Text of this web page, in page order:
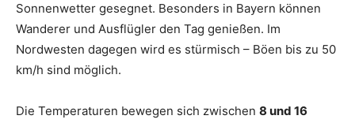
Sonnenwetter gesegnet. Besonders in Bayern können
Wanderer und Ausflügler den Tag genießen. Im
Nordwesten dagegen wird es stürmisch – Böen bis zu 50
km/h sind möglich.
Die Temperaturen bewegen sich zwischen 8 und 16